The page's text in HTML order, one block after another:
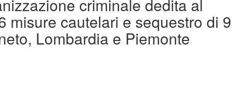
criminale dedita al
misure cautelari e sequestro di 9
Lombardia e Piemonte